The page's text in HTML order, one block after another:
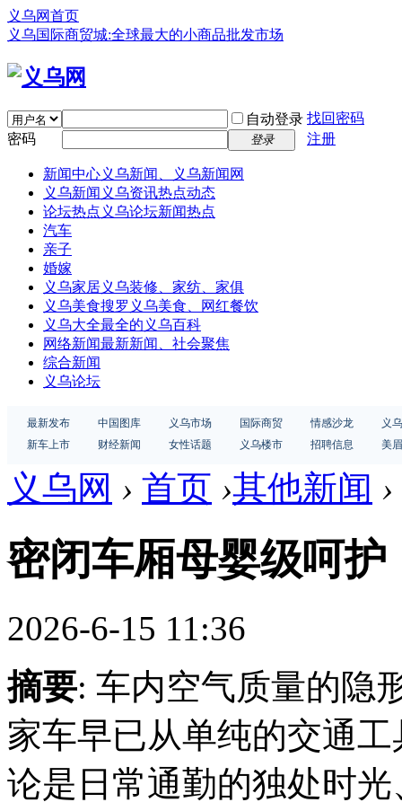
义乌网首页
义乌国际商贸城:全球最大的小商品批发市场
自动登录 找回密码
密码
登录 注册
新闻中心义乌新闻、义乌新闻网
义乌新闻 义乌资讯热点动态
论坛热点 义乌论坛新闻热点
汽车
亲子
婚嫁
义乌家居义乌装修、家纺、家俱
义乌美食搜罗义乌美食、网红餐饮
义乌大全最全的义乌百科
网络新闻最新新闻、社会聚焦
综合新闻
义乌论坛
最新发布 中国图库 义乌市场 国际商贸 情感沙龙
义
新车上市
财经新闻 女性话题 义乌楼市 招聘信息 美
义乌网 › 首页 ›其他新闻 ›
密闭车厢母婴级呵
2026-6-15 11:36
摘要: 车内空气质量的隐
家车早已从单纯的交通
论是日常通勤的独处时